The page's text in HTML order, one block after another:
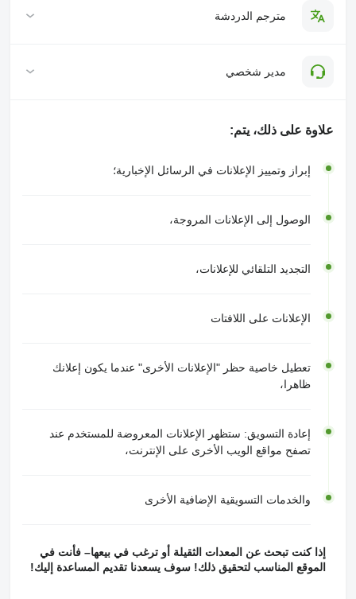
مترجم الدردشة
مدير شخصي
علاوة على ذلك، يتم:
إبراز وتمييز الإعلانات في الرسائل الإخبارية؛
الوصول إلى الإعلانات المروجة،
التجديد التلقائي للإعلانات،
الإعلانات على اللافتات
تعطيل خاصية حظر "الإعلانات الأخرى" عندما يكون إعلانك
ظاهرا،
إعادة التسويق: ستظهر الإعلانات المعروضة للمستخدم عند
تصفح مواقع الويب الأخرى على الإنترنت،
والخدمات التسويقية الإضافية الأخرى
إذا كنت تبحث عن المعدات الثقيلة أو ترغب في بيعها– فأنت في
الموقع المناسب لتحقيق ذلك! سوف يسعدنا تقديم المساعدة إليك!